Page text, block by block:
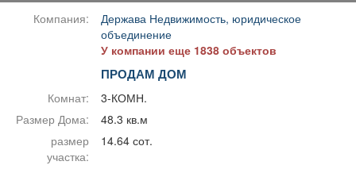
Компания:
Держава Недвижимость, юридическое
объединение
У компании еще 1838 объектов
ПРОДАМ ДОМ
Комнат:
3-КОМН.
Размер Дома:
48.3 кв.м
размер
участка:
14.64 сот.